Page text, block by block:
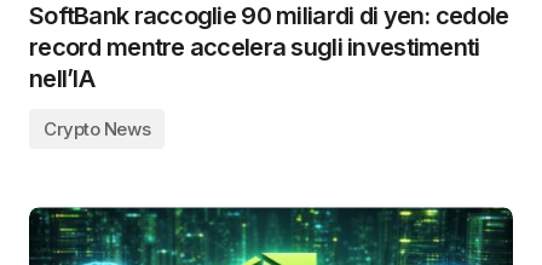
SoftBank raccoglie 90 miliardi di yen: cedole
record mentre accelera sugli investimenti
nell’IA
Crypto News